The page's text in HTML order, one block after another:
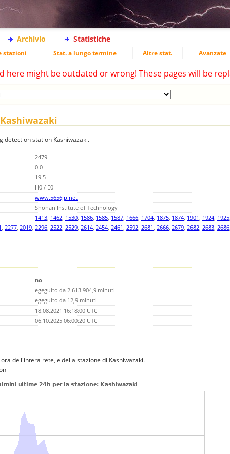
Archivio Statistiche
stazioni Stat. a lungo termine Altre stat. Avanzate
here might be outdated or wrong! These pages will be
detection station Kashiwazaki.
2479
0.0
19.5
H0 / E0
www.5656jp.net
Shonan Institute of Technology
1413, 1462, 1530, 1586, 1585, 1587, 1666, 1704, 1875, 1874, 1901, 1924, 1925
, 2277, 2019, 2296, 2522, 2529, 2614, 2454, 2461, 2592, 2681, 2666, 2679, 2682, 2683, 2686
no
egeguito da 2.613.904,9 minuti
egeguito da 12,9 minuti
18.08.2021 16:18:00 UTC
06.10.2025 06:00:20 UTC
dell'intera rete, e della stazione di Kashiwazaki.